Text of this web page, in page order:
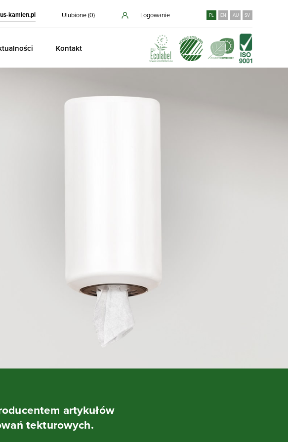
kamien.pl Ulubione (0) Logowanie PL EN AU SV
Kontakt
artykułów
tekturowych.